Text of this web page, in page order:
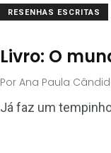
RESENHAS ESCRITAS
Livro: O
Por Ana Paula
Já faz um